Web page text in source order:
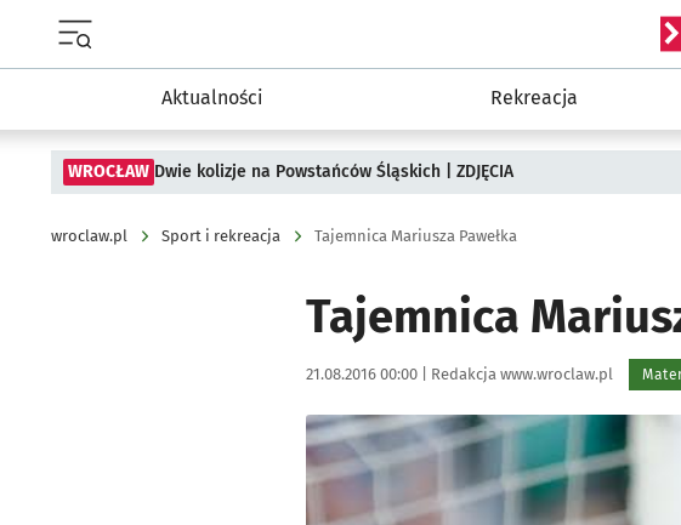
Aktualności Rekreacja
WROCŁAW Dwie kolizje na Powstańców Śląskich | ZDJĘCIA
wroclaw.pl Sport i rekreacja Tajemnica Mariusza Pawełka
Tajemnica
Data publikacji:
21.08.2016 00:00 | Autor:
Redakcja www.wroclaw.pl
Kliknij, aby powiększyć